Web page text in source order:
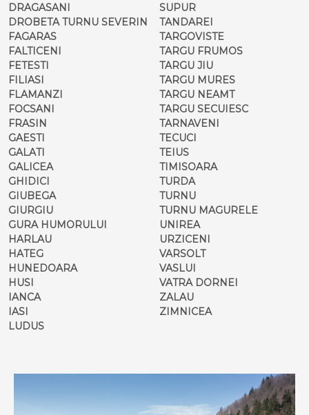
DRAGASANI
DROBETA TURNU SEVERIN
FAGARAS
FALTICENI
FETESTI
FILIASI
FLAMANZI
FOCSANI
FRASIN
GAESTI
GALATI
GALICEA
GHIDICI
GIUBEGA
GIURGIU
GURA HUMORULUI
HARLAU
HATEG
HUNEDOARA
HUSI
IANCA
IASI
LUDUS
SUPUR
TANDAREI
TARGOVISTE
TARGU FRUMOS
TARGU JIU
TARGU MURES
TARGU NEAMT
TARGU SECUIESC
TARNAVENI
TECUCI
TEIUS
TIMISOARA
TURDA
TURNU
TURNU MAGURELE
UNIREA
URZICENI
VARSOLT
VASLUI
VATRA DORNEI
ZALAU
ZIMNICEA